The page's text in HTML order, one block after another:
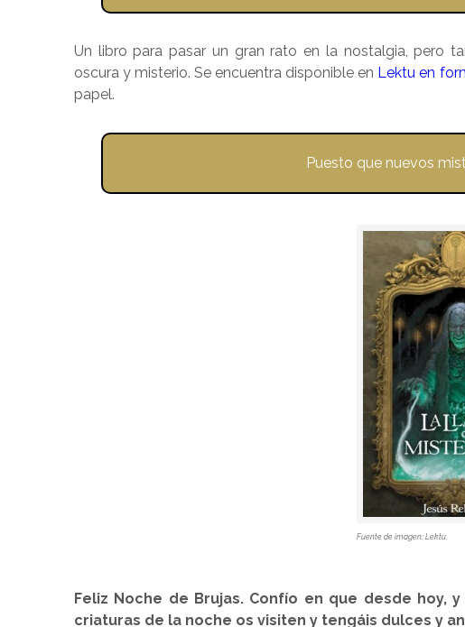
Un libro para pasar un gran rato en la nostalgia, pero
oscura y misterio. Se encuentra disponible en Lektu en
papel.
Puesto que nuevos
Fuente de imagen: Lektu.
Feliz Noche de Brujas. Confío en que desde
criaturas de la noche os visiten y tengáis dulces y